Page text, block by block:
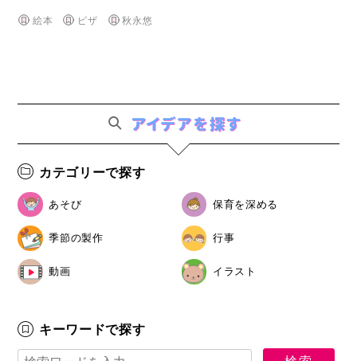
絵本 ピザ 秋永悠
カテゴリーで探す
あそび 保育を深める
季節の製作 行事
動画 イラスト
キーワードで探す